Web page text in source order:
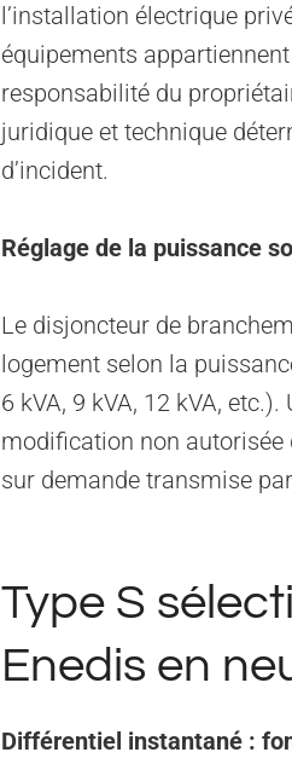
l’installation électrique
équipements
responsabilité du
juridique et technique
d’incident.
Réglage de la puissance
Le disjoncteur de
logement selon la
6 kVA, 9 kVA, 12 kVA,
modification non autorisée
sur demande transmise
Type S
Enedis en
Différentiel instantané :